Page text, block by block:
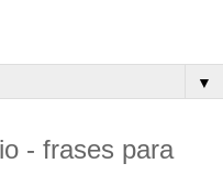
▼
- frases para